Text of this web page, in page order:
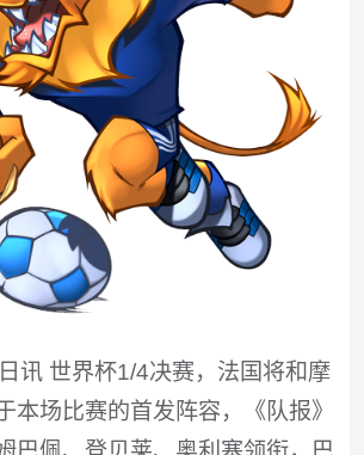
讯 世界杯1/4决赛，法国将和摩
本场比赛的首发阵容，《队报》